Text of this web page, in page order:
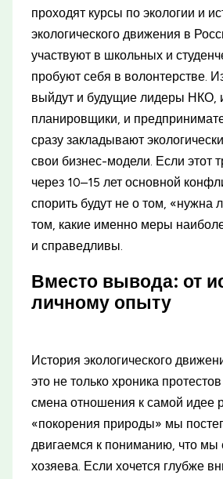
проходят курсы по экологии и
экологического движения в
участвуют в школьных и
пробуют себя в волонтерстве.
выйдут и будущие лидеры НКО,
планировщики, и
сразу закладывают
свои бизнес-модели. Если этот
через 10–15 лет основной
спорить будут не о том, «нужна
том, какие именно меры
и справедливы.
Вместо вывода: от
личному опыту
История экологического
это не только хроника
смена отношения к самой идее
«покорения природы» мы
двигаемся к пониманию, что мы
хозяева. Если хочется глубже